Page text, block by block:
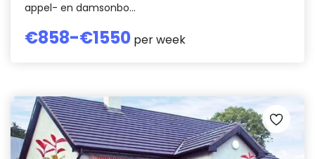
appel- en damsonbo...
€858-€1550 per week